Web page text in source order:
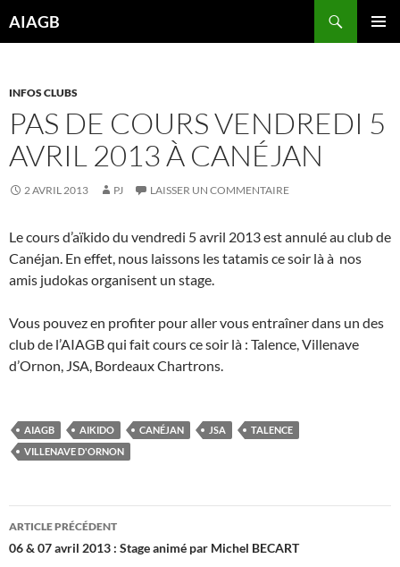
auAIAGB
INFOS CLUBS
PAS DE COURS VENDREDI 5
AVRIL 2013 À CANÉJAN
2 AVRIL 2013 PJ LAISSER UN COMMENTAIRE
Le cours d’aïkido du vendredi 5 avril 2013 est annulé au club de
Canéjan. En effet, nous laissons les tatamis ce soir là à nos
amis judokas organisent un stage.
Vous pouvez en profiter pour aller vous entraîner dans un des
club de l’AIAGB qui fait cours ce soir là : Talence, Villenave
d’Ornon, JSA, Bordeaux Chartrons.
AIAGB AIKIDO CANÉJAN JSA
TALENCE
VILLENAVE D'ORNON
Navigation
des
ARTICLE PRÉCÉDENT
06 & 07 avril 2013 : Stage animé par Michel BECART